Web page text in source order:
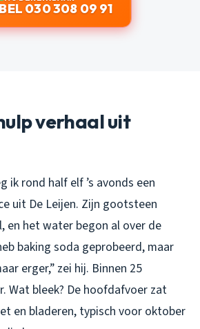
BEL 030 308 09 91
verhaal uit
ik rond half elf ’s avonds een
uit De Leijen. Zijn gootsteen
en het water begon al over de
baking soda geprobeerd, maar
erger,” zei hij. Binnen 25
Wat bleek? De hoofdafvoer zat
en bladeren, typisch voor oktober